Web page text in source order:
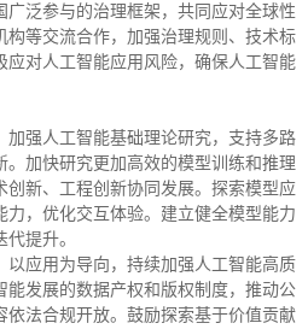
广泛参与的治理框架，共同应对全球性
构等交流合作，加强治理规则、技术标
应对人工智能应用风险，确保人工智能
加强人工智能基础理论研究，支持多路
加快研究更加高效的模型训练和推理
创新、工程创新协同发展。探索模型应
力，优化交互体验。建立健全模型能力
提升。
以应用为导向，持续加强人工智能高质
能发展的数据产权和版权制度，推动公
依法合规开放。鼓励探索基于价值贡献